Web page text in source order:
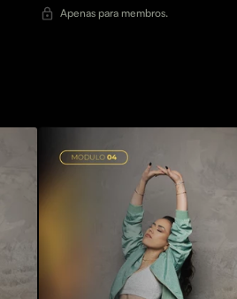
Apenas para membros.